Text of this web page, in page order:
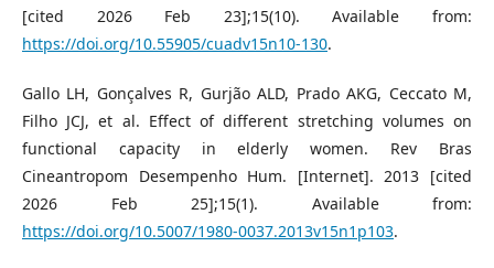
[cited 2026 Feb 23];15(10). Available from:
https://doi.org/10.55905/cuadv15n10-130.
Gallo LH, Gonçalves R, Gurjão ALD, Prado AKG, Ceccato M,
Filho JCJ, et al. Effect of different stretching volumes on
functional capacity in elderly women. Rev Bras
Cineantropom Desempenho Hum. [Internet]. 2013 [cited
2026 Feb 25];15(1). Available from:
https://doi.org/10.5007/1980-0037.2013v15n1p103.